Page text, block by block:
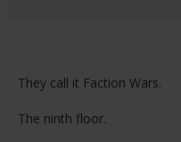
They call it Faction Wars.
The ninth floor.